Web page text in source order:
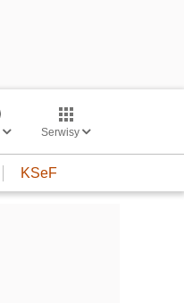
Serwisy
KSeF